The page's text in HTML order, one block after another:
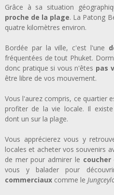
Grâce à sa situation
proche de la plage. La Patong
quatre kilomètres environ.
Bordée par la ville, c'est l'une
fréquentées de tout Phuket.
donc pratique si vous n'êtes pas
être libre de vos mouvement.
Vous l'aurez compris, ce quartier
profiter de la vie locale. Il
dont un sur la plage.
Vous apprécierez vous y
locales et acheter vos souvenirs
de mer pour admirer le coucher
vous y balader pour
commerciaux comme le